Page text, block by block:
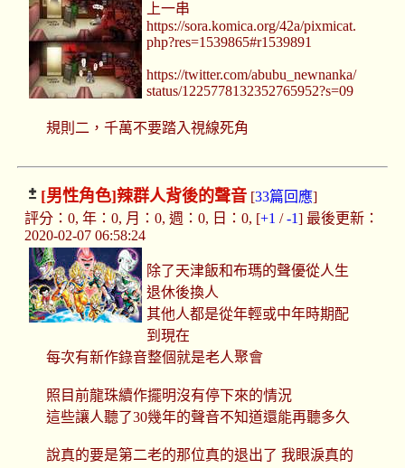
上一串
https://sora.komica.org/42a/pixmicat.
php?res=1539865#r1539891
https://twitter.com/abubu_newnanka/
status/1225778132352765952?s=09
規則二，千萬不要踏入視線死角
[男性角色]辣群人背後的聲音[33篇回應]
評分：0, 年：0, 月：0, 週：0, 日：0, [+1 /-1] 最後更新：
2020-02-07 06:58:24
除了天津飯和布瑪的聲優從人生
退休後換人
其他人都是從年輕或中年時期配
到現在
每次有新作錄音整個就是老人聚會
照目前龍珠續作擺明沒有停下來的情況
這些讓人聽了30幾年的聲音不知道還能再聽多久
說真的要是第二老的那位真的退出了 我眼淚真的